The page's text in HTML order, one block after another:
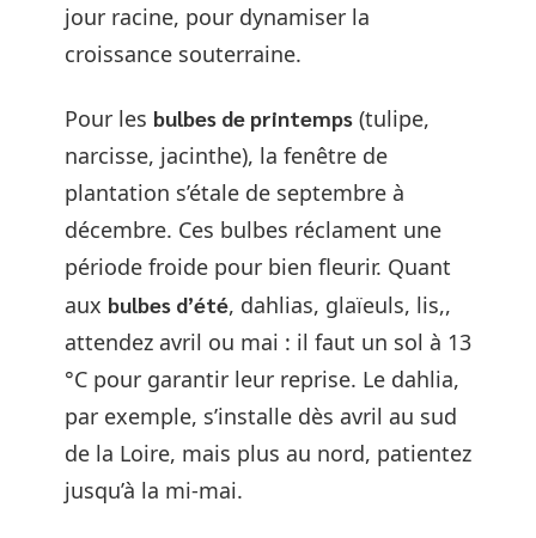
jour racine, pour dynamiser la
croissance souterraine.
Pour les bulbes de printemps (tulipe,
narcisse, jacinthe), la fenêtre de
plantation s’étale de septembre à
décembre. Ces bulbes réclament une
période froide pour bien fleurir. Quant
aux bulbes d’été, dahlias, glaïeuls, lis,,
attendez avril ou mai : il faut un sol à 13
°C pour garantir leur reprise. Le dahlia,
par exemple, s’installe dès avril au sud
de la Loire, mais plus au nord, patientez
jusqu’à la mi-mai.